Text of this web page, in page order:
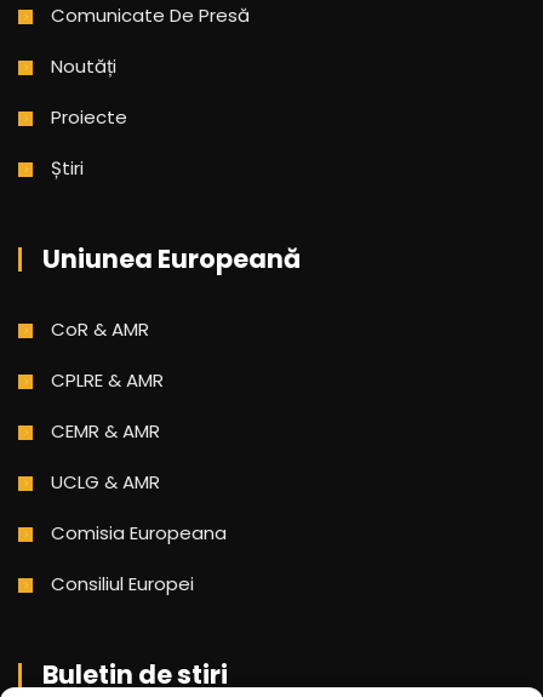
Comunicate De Presă
Noutăți
Proiecte
Știri
Uniunea Europeană
CoR & AMR
CPLRE & AMR
CEMR & AMR
UCLG & AMR
Comisia Europeana
Consiliul Europei
Buletin de stiri